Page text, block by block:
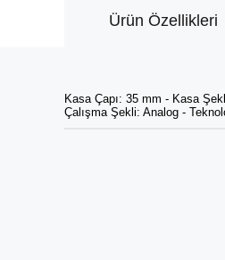
Ürün Özellikleri
Kasa Çapı: 35 mm - Kasa
Çalışma Şekli: Analog -